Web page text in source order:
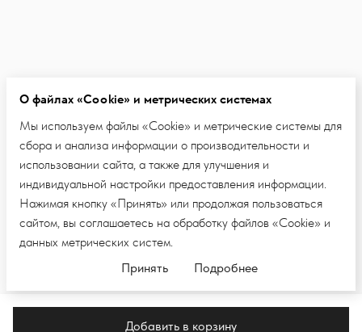
Добавить в корзину
О файлах «Cookie» и метрических системах
Мы используем файлы «Cookie» и метрические системы для
сбора и анализа информации о производительности и
использовании сайта, а также для улучшения и
индивидуальной настройки предоставления информации.
Нажимая кнопку «Принять» или продолжая пользоваться
сайтом, вы соглашаетесь на обработку файлов «Cookie» и
данных метрических систем.
Принять
Подробнее